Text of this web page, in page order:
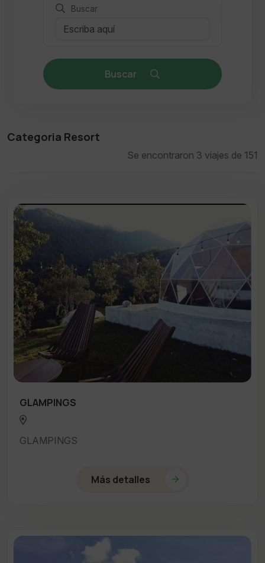
Buscar
Buscar
Categoria Resort
Se encontraron 3 viajes de 151
GLAMPINGS
GLAMPINGS
Más detalles